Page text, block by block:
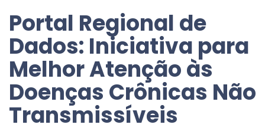
Portal Regional de
Dados: Iniciativa para
Melhor Atenção às
Doenças Crônicas Não
Transmissíveis